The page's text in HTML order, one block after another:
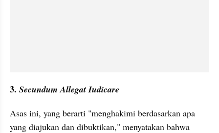
3. Secundum Allegat Iudicare
Asas ini, yang berarti "menghakimi berdasarkan apa
yang diajukan dan dibuktikan," menyatakan bahwa